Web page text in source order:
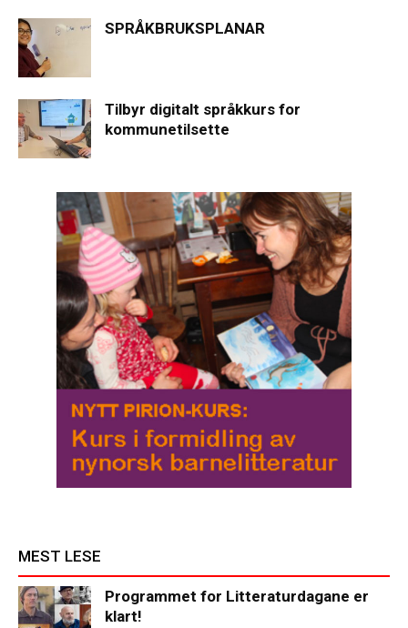
SPRÅKBRUKSPLANAR
Tilbyr digitalt språkkurs for
kommunetilsette
MEST LESE
Programmet for Litteraturdagane er
klart!